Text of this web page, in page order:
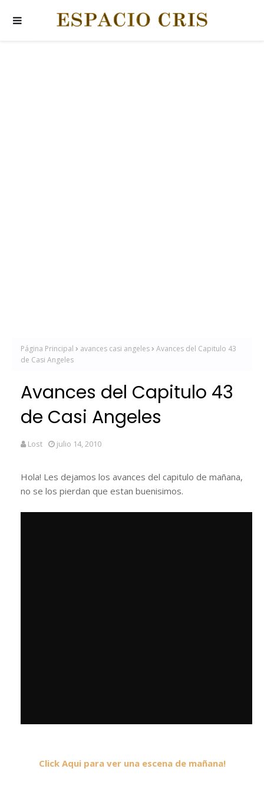
Página Principal avances casi angeles
Avances del Capitulo 43
de Casi Angeles
Avances del Capitulo 43
de Casi Angeles
Lost julio 14, 2010
Hola! Les dejamos los avances del capitulo de mañana,
no se los pierdan que estan buenisimos.
Click Aqui para ver una escena de mañana!